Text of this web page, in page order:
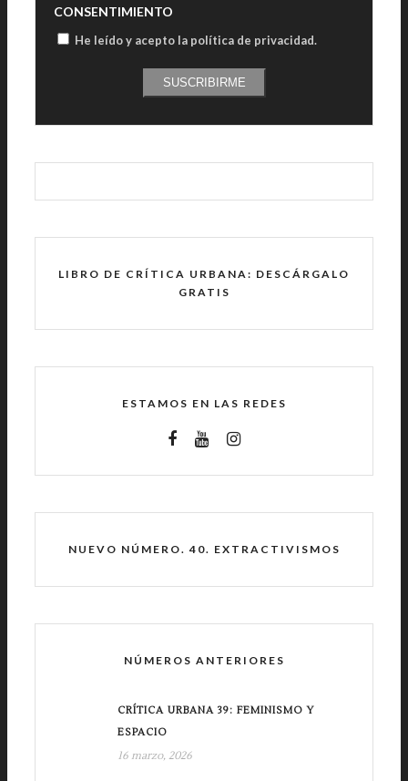
CONSENTIMIENTO
He leído y acepto la política de privacidad.
SUSCRIBIRME
LIBRO DE CRÍTICA URBANA: DESCÁRGALO
GRATIS
ESTAMOS EN LAS REDES
NUEVO NÚMERO. 40. EXTRACTIVISMOS
NÚMEROS ANTERIORES
CRÍTICA URBANA 39: FEMINISMO Y
ESPACIO
16 marzo, 2026